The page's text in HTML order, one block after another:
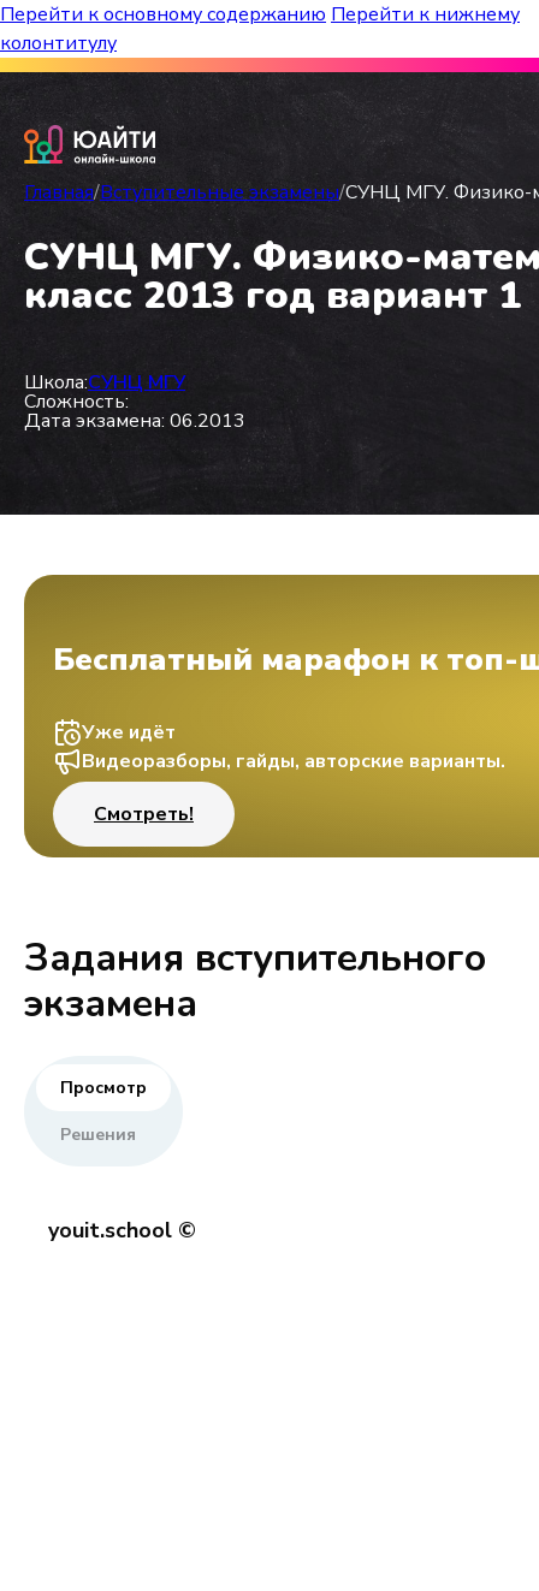
Перейти к основному содержанию Перейти к нижнему
колонтитулу
Бесплатный марафон к топ-школам!
Главная/Вступительные экзамены/СУНЦ МГУ. Физико-
СУНЦ МГУ. Физико-
класс 2013 год вариант 1
Школа:СУНЦ МГУ
Сложность:
Дата экзамена: 06.2013
Бесплатный марафон к топ-
Уже идёт
Видеоразборы, гайды, авторские варианты.
Смотреть!
Задания вступительного
экзамена
Просмотр
Решения
youit.school ©